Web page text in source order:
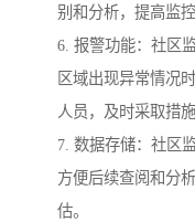
别和分析，提高监
6. 报警功能：社区
区域出现异常情况
人员，及时采取措施
7. 数据存储：社区
方便后续查阅和分
估。